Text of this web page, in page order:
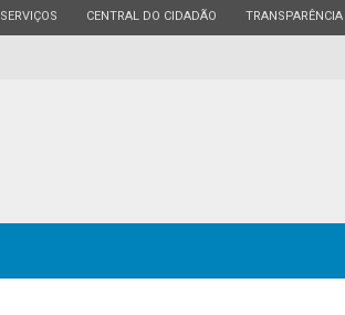
ESTADO
SERVIÇOS ESTADO
CENTRAL DO CIDADÃO ESTADO
TRANSPARÊNCIA